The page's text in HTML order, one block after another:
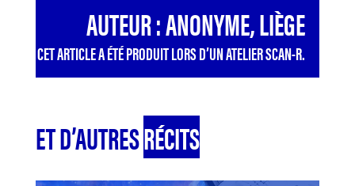
AUTEUR : ANONYME, LIÈGE
CET ARTICLE A ÉTÉ PRODUIT LORS D’UN ATELIER SCAN-R.
ET D’AUTRESRÉCITS